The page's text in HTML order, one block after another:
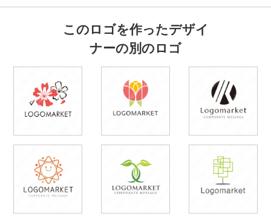
このロゴを作ったデザイ
ナーの別のロゴ